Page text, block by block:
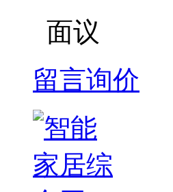
面议
留言询价